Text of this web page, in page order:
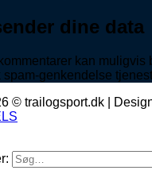
dine data
kan muligvis
spam-genkendelse
© trailogsport.dk |